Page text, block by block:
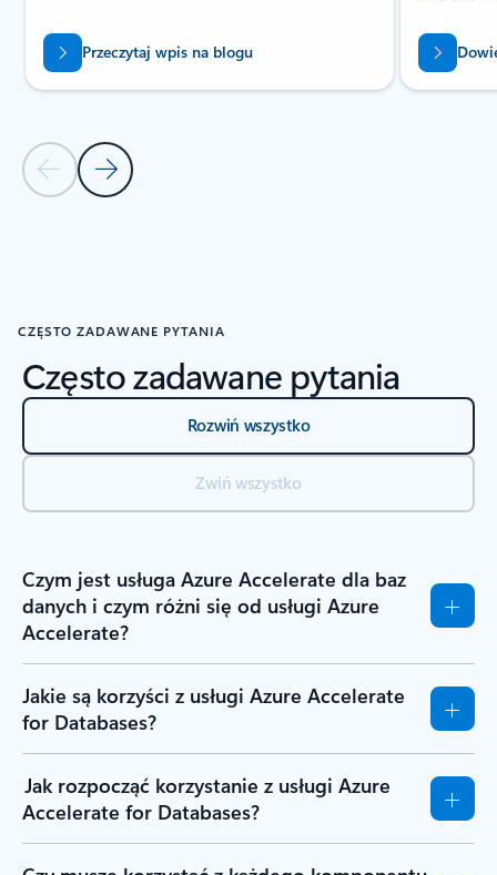
Poprzedni slajdNastępny slajd
Przeczytaj wpis na blogu
CZĘSTO ZADAWANE PYTANIA
Często zadawane pytania
Rozwiń wszystko
Zwiń wszystko
Czym jest usługa Azure Accelerate dla baz
danych i czym różni się od usługi Azure
Accelerate?
Jakie są korzyści z usługi Azure Accelerate
for Databases?
Jak rozpocząć korzystanie z usługi Azure
Accelerate for Databases?